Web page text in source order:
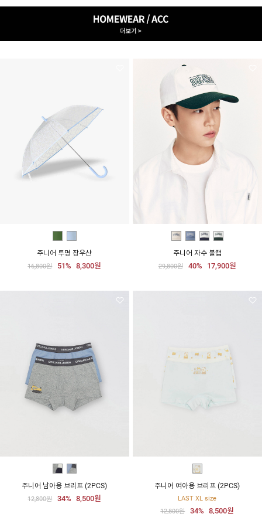
주니어 투명 장우산
16,800원 51% 8,300원
주니어 자수 볼캡
29,800원 40% 17,900원
주니어 남아용 브리프 (2PCS)
12,800원 34% 8,500원
주니어 여아용 브리프 (2PCS)
LAST XL size
12,800원
34% 8,500원